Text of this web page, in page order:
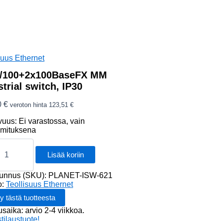
Ethernet
MM
switch, IP30
€ veroton hinta 123,51€
Ei varastossa, vain
Lisää koriin
(SKU): PLANET-ISW-621
Teollisuus Ethernet
arvio 2-4 viikkoa.